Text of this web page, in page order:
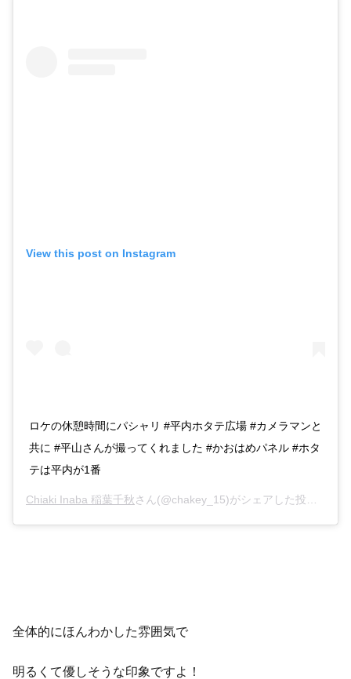
View this post on Instagram
ロケの休憩時間にパシャリ #平内ホタテ広場 #カメラマンと
共に #平山さんが撮ってくれました #かおはめパネル #ホタ
テは平内が1番
Chiaki Inaba 稲葉千秋さん(@chakey_15)がシェアした投稿 –
全体的にほんわかした雰囲気で
明るくて優しそうな印象ですよ！